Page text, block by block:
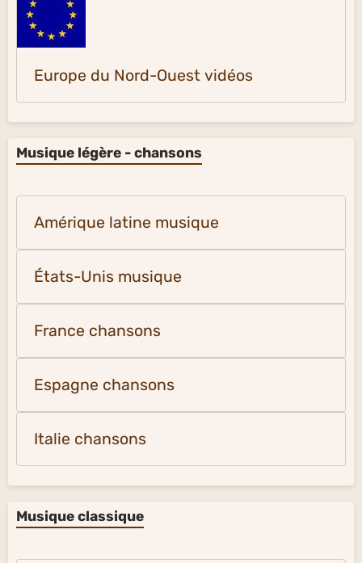
Europe du Nord-Ouest vidéos
Musique légère - chansons
Amérique latine musique
États-Unis musique
France chansons
Espagne chansons
Italie chansons
Musique classique